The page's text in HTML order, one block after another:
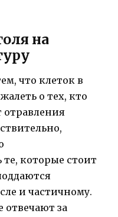
на
что клеток в
о тех, кто
отравления
те, которые стоит
и частичному.
отвечают за